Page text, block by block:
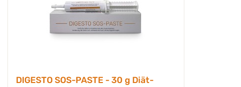
DIGESTO SOS-PASTE - 30 g Diät-